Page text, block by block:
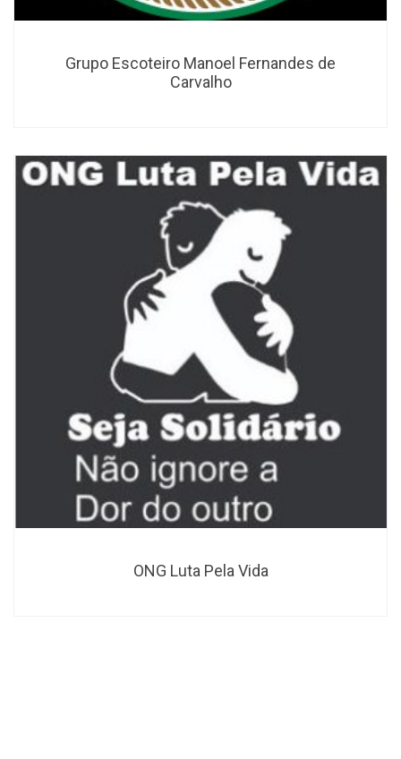
Grupo Escoteiro Manoel Fernandes de
Carvalho
ONG Luta Pela Vida